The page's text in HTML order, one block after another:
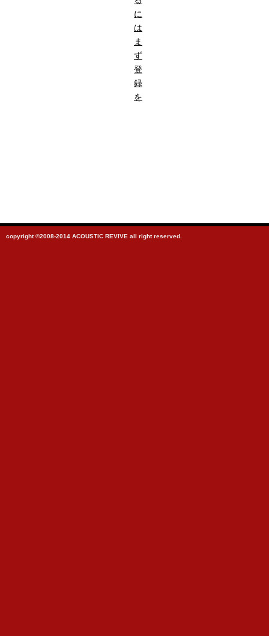
に
は
ま
ず
登
録
を
copyright ©2008-2014 ACOUSTIC REVIVE all right reserved.